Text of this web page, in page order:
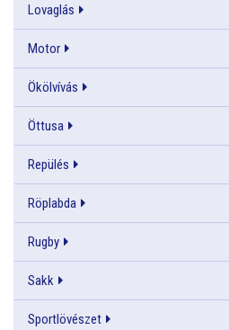
Lovaglás
Motor
Ökölvívás
Öttusa
Repülés
Röplabda
Rugby
Sakk
Sportlövészet